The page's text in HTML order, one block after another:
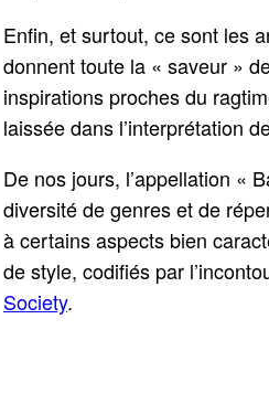
Enfin, et surtout, ce sont les
donnent toute la « saveur »
inspirations proches du
laissée dans l’interprétation
De nos jours, l’appellation «
diversité de genres et de
à certains aspects bien
de style, codifiés par
Society.